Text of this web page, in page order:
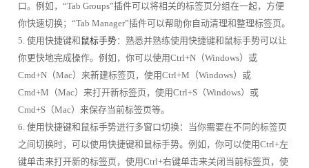
口。例如，“Tab Groups”插件可以将相关的标签页分组在一起，方便
你快速切换；“Tab Manager”插件可以帮助你自动清理和整理标签页。
5. 使用快捷键和 鼠标手势：熟悉并熟练使用快捷键和鼠标手势可以让
你更快地完成操作。例如，你可以使用Ctrl+N（Windows）或
Cmd+N（Mac）来新建标签页，使用Ctrl+M（Windows）或
Cmd+M（Mac）来打开新标签页，使用Ctrl+S（Windows）或
Cmd+S（Mac）来保存当前标签页等。
6. 使用快捷键和鼠标手势进行多窗口切换：当你需要在不同的标签页
之间切换时，可以使用快捷键和鼠标手势。例如，你可以使用Ctrl+左
键单击来打开新的标签页，使用Ctrl+右键单击来关闭当前标签页，使